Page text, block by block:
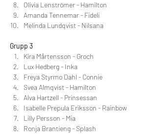
Olivia Lenströmer - Hamilton
Amanda Tennemar - Fideli
Melinda Lundqvist - Nilsana
Grupp 3
Kira Mårtensson - Groch
Lux Hedberg - Inka
Freya Styrmo Dahl - Connie
Svea Almqvist - Hamilton
Alva Hartzell - Prinsessan
Isabelle Prepula Eriksson - Rainbow
Lilly Persson - Mia
Ronja Brantieng - Splash